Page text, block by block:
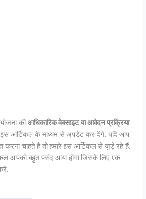
योजना कीआधिकारिक वेबसाइट या आवेदन प्रक्रिया
इस आर्टिकल के माध्यम से अपडेट कर देंगे. यदि आप
करना चाहते हैं तो हमारे इस आर्टिकल से जुड़े रहे हैं.
आपको बहुत पसंद आया होगा जिसके लिए एक